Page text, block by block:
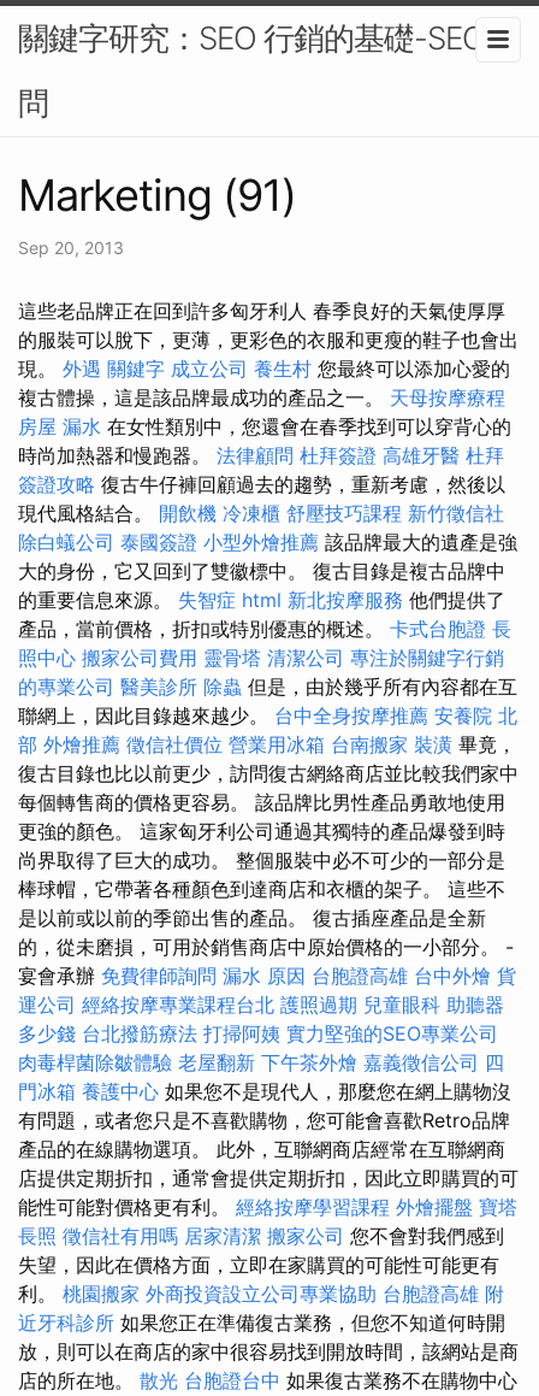
關鍵字研究：SEO 行銷的基礎-SEO顧
問
Marketing (91)
Sep 20, 2013
這些老品牌正在回到許多匈牙利人 春季良好的天氣使厚厚
的服裝可以脫下，更薄，更彩色的衣服和更瘦的鞋子也會出
現。 外遇 關鍵字 成立公司 養生村 您最終可以添加心愛的
複古體操，這是該品牌最成功的產品之一。 天母按摩療程
房屋 漏水 在女性類別中，您還會在春季找到可以穿背心的
時尚加熱器和慢跑器。 法律顧問 杜拜簽證 高雄牙醫 杜拜
簽證攻略 復古牛仔褲回顧過去的趨勢，重新考慮，然後以
現代風格結合。 開飲機 冷凍櫃 舒壓技巧課程 新竹徵信社
除白蟻公司 泰國簽證 小型外燴推薦 該品牌最大的遺產是強
大的身份，它又回到了雙徽標中。 復古目錄是複古品牌中
的重要信息來源。 失智症 html 新北按摩服務 他們提供了
產品，當前價格，折扣或特別優惠的概述。 卡式台胞證 長
照中心 搬家公司費用 靈骨塔 清潔公司 專注於關鍵字行銷
的專業公司 醫美診所 除蟲 但是，由於幾乎所有內容都在互
聯網上，因此目錄越來越少。 台中全身按摩推薦 安養院 北
部 外燴推薦 徵信社價位 營業用冰箱 台南搬家 裝潢 畢竟，
復古目錄也比以前更少，訪問復古網絡商店並比較我們家中
每個轉售商的價格更容易。 該品牌比男性產品勇敢地使用
更強的顏色。 這家匈牙利公司通過其獨特的產品爆發到時
尚界取得了巨大的成功。 整個服裝中必不可少的一部分是
棒球帽，它帶著各種顏色到達商店和衣櫃的架子。 這些不
是以前或以前的季節出售的產品。 復古插座產品是全新
的，從未磨損，可用於銷售商店中原始價格的一小部分。 -
宴會承辦 免費律師詢問 漏水 原因 台胞證高雄 台中外燴 貨
運公司 經絡按摩專業課程台北 護照過期 兒童眼科 助聽器
多少錢 台北撥筋療法 打掃阿姨 實力堅強的SEO專業公司
肉毒桿菌除皺體驗 老屋翻新 下午茶外燴 嘉義徵信公司 四
門冰箱 養護中心 如果您不是現代人，那麼您在網上購物沒
有問題，或者您只是不喜歡購物，您可能會喜歡Retro品牌
產品的在線購物選項。 此外，互聯網商店經常在互聯網商
店提供定期折扣，通常會提供定期折扣，因此立即購買的可
能性可能對價格更有利。 經絡按摩學習課程 外燴擺盤 寶塔
長照 徵信社有用嗎 居家清潔 搬家公司 您不會對我們感到
失望，因此在價格方面，立即在家購買的可能性可能更有
利。 桃園搬家 外商投資設立公司專業協助 台胞證高雄 附
近牙科診所 如果您正在準備復古業務，但您不知道何時開
放，則可以在商店的家中很容易找到開放時間，該網站是商
店的所在地。 散光 台胞證台中 如果復古業務不在購物中心